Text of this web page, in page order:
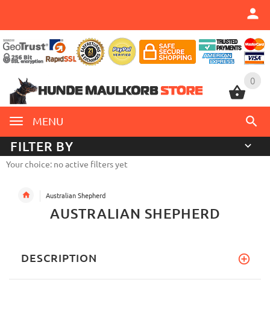
0
MENU
0
FILTER BY
Your choice: no active filters yet
Australian Shepherd
AUSTRALIAN SHEPHERD
DESCRIPTION